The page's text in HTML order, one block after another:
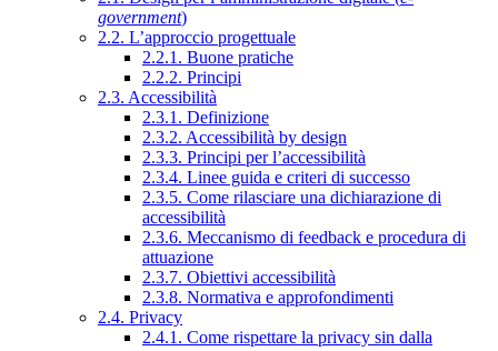
government)
2.2. L’approccio progettuale
2.2.1. Buone pratiche
2.2.2. Principi
2.3. Accessibilità
2.3.1. Definizione
2.3.2. Accessibilità by design
2.3.3. Principi per l’accessibilità
2.3.4. Linee guida e criteri di successo
2.3.5. Come rilasciare una dichiarazione di
accessibilità
2.3.6. Meccanismo di feedback e procedura di
attuazione
2.3.7. Obiettivi accessibilità
2.3.8. Normativa e approfondimenti
2.4. Privacy
2.4.1. Come rispettare la privacy sin dalla